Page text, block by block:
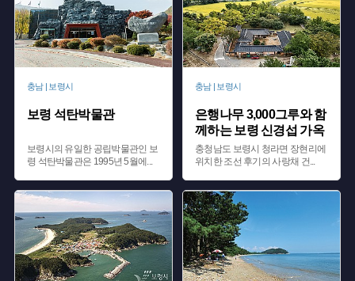
충남 | 보령시
보령 석탄박물관
보령시의 유일한 공립박물관인 보
령 석탄박물관은 1995년 5월에 ...
충남 | 보령시
은행나무 3,000그루와 함
께하는 보령 신경섭 가옥
충청남도 보령시 청라면 장현리에
위치한 조선 후기의 사랑채 건...